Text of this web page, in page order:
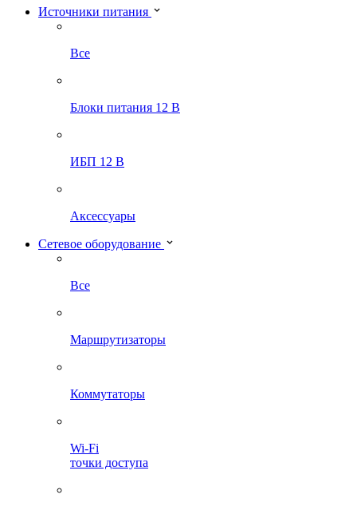
Источники питания
Все
Блоки питания 12 В
ИБП 12 В
Аксессуары
Сетевое оборудование
Все
Маршрутизаторы
Коммутаторы
Wi-Fi
точки доступа